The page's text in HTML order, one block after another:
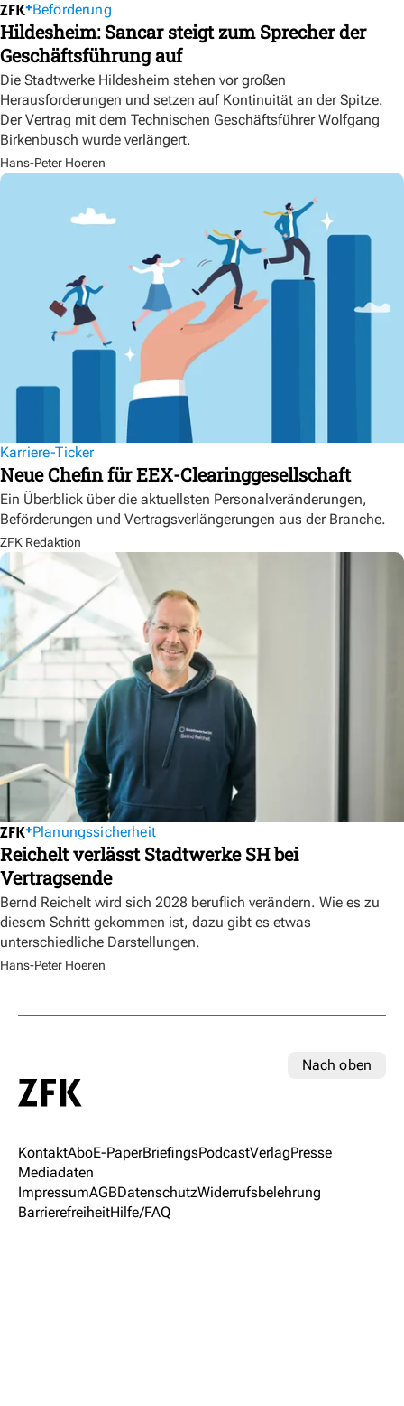
Beförderung
Hildesheim: Sancar steigt zum Sprecher der
Geschäftsführung auf
Die Stadtwerke Hildesheim stehen vor großen
Herausforderungen und setzen auf Kontinuität an der Spitze.
Der Vertrag mit dem Technischen Geschäftsführer Wolfgang
Birkenbusch wurde verlängert.
Hans-Peter Hoeren
Karriere-Ticker
Neue Chefin für EEX-Clearinggesellschaft
Ein Überblick über die aktuellsten Personalveränderungen,
Beförderungen und Vertragsverlängerungen aus der Branche.
ZFK Redaktion
Planungssicherheit
Reichelt verlässt Stadtwerke SH bei
Vertragsende
Bernd Reichelt wird sich 2028 beruflich verändern. Wie es zu
diesem Schritt gekommen ist, dazu gibt es etwas
unterschiedliche Darstellungen.
Hans-Peter Hoeren
Nach oben
KontaktAboE-PaperBriefingsPodcastVerlagPresse
Mediadaten
ImpressumAGBDatenschutzWiderrufsbelehrung
BarrierefreiheitHilfe/FAQ